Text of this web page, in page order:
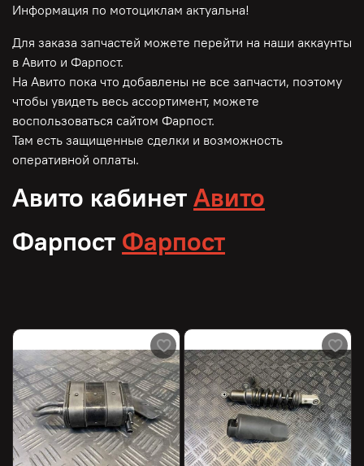
Информация по мотоциклам актуальна!
Для заказа запчастей можете перейти на наши аккаунты
в Авито и Фарпост.
На Авито пока что добавлены не все запчасти, поэтому
чтобы увидеть весь ассортимент, можете
воспользоваться сайтом Фарпост.
Там есть защищенные сделки и возможность
оперативной оплаты.
Авито кабинетАвито
Фарпост Фарпост